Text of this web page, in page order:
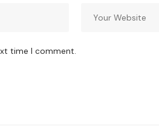
time I comment.